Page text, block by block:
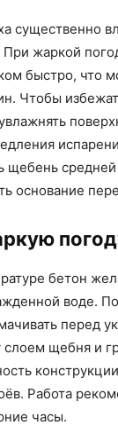
существенно
жаркой
быстро, что
Чтобы
щебень
основание
бетон
воде.
перед
слоем щебня и
Работа
часы.